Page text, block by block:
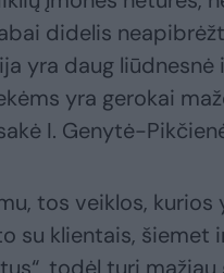
didelis
yra daug liūdnesnė
yra gerokai
I. Genytė-
tos veiklos, kurios
su klientais, šiemet